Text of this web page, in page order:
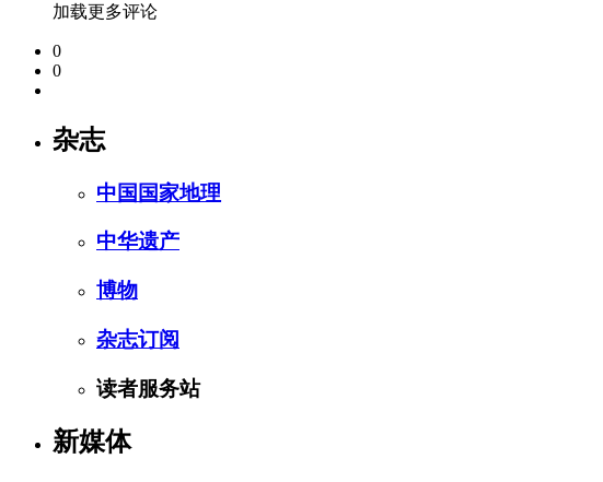
加载更多评论
0
0
杂志
中国国家地理
中华遗产
博物
杂志订阅
读者服务站
新媒体